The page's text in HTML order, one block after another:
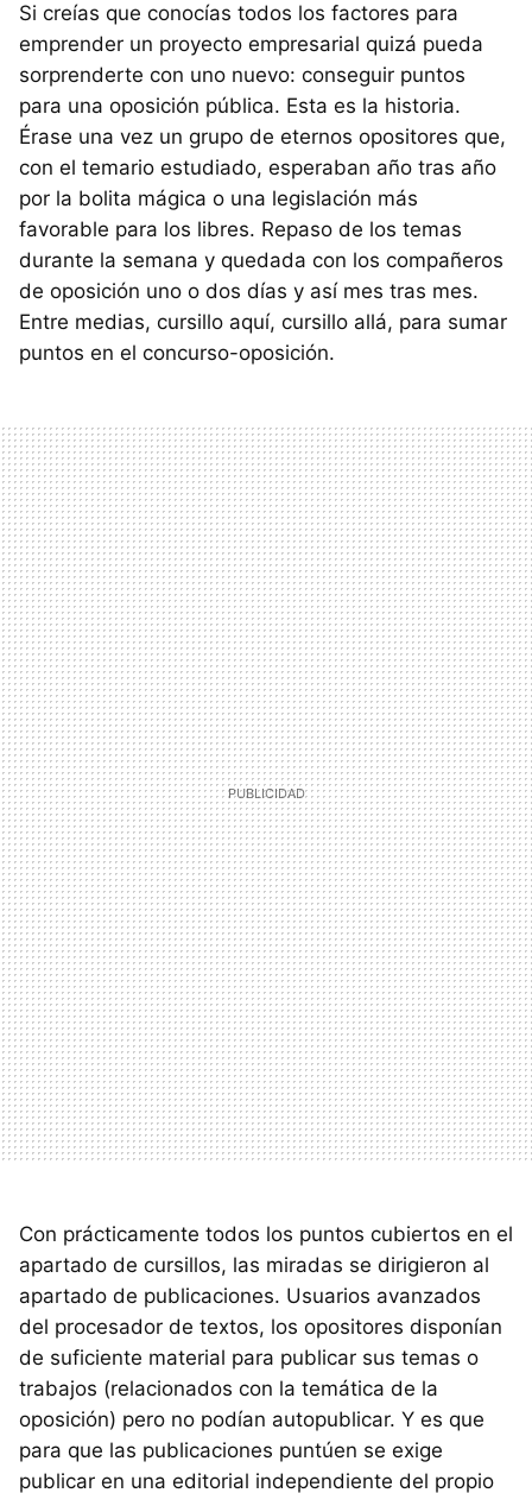
Si creías que conocías todos los factores para
emprender un proyecto empresarial quizá pueda
sorprenderte con uno nuevo: conseguir puntos
para una oposición pública. Esta es la historia.
Érase una vez un grupo de eternos opositores que,
con el temario estudiado, esperaban año tras año
por la bolita mágica o una legislación más
favorable para los libres. Repaso de los temas
durante la semana y quedada con los compañeros
de oposición uno o dos días y así mes tras mes.
Entre medias, cursillo aquí, cursillo allá, para sumar
puntos en el concurso-oposición.
Con prácticamente todos los puntos cubiertos en el
apartado de cursillos, las miradas se dirigieron al
apartado de publicaciones. Usuarios avanzados
del procesador de textos, los opositores disponían
de suficiente material para publicar sus temas o
trabajos (relacionados con la temática de la
oposición) pero no podían autopublicar. Y es que
para que las publicaciones puntúen se exige
publicar en una editorial independiente del propio